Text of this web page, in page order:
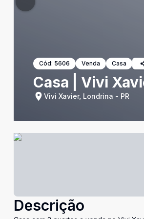
Cód: 5606 Venda Casa
Casa | Vivi
Vivi Xavier, Londrina - PR
Descrição